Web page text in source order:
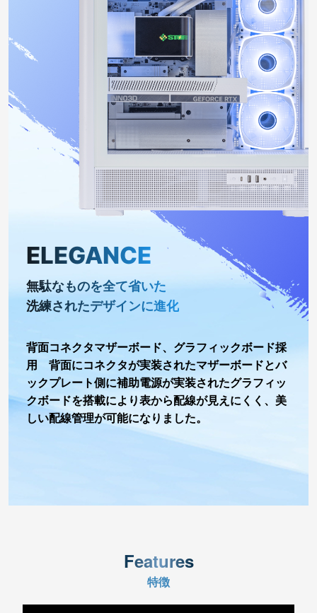
ELEGANCE
無駄なものを全て省いた
洗練されたデザインに進化
背面コネクタマザーボード、グラフィックボード採
用 背面にコネクタが実装されたマザーボードとバ
ックプレート側に補助電源が実装されたグラフィッ
クボードを搭載により表から配線が見えにくく、美
しい配線管理が可能になりました。
Features
特徴